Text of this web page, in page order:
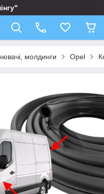
молдинги Opel